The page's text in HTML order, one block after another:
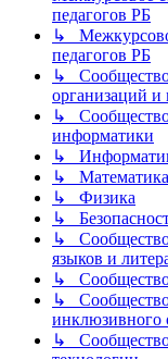
педагогов РБ
↳
педагогов РБ
↳ Сообщество
организаций
↳ Сообщество
информатики
↳
↳ Математика
↳ Физика
↳
↳ Сообщество
языков и
↳ Сообщество
↳ Сообщество
инклюзивного
↳